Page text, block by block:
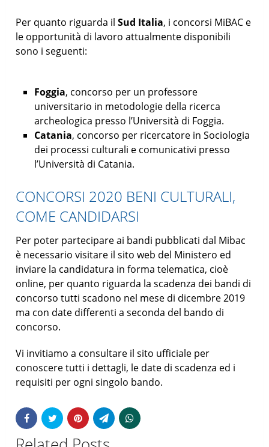
Per quanto riguarda ilSud Italia, i concorsi MiBAC e
le opportunità di lavoro attualmente disponibili
sono i seguenti:
Foggia, concorso per un professore
universitario in metodologie della ricerca
archeologica presso l’Università di Foggia.
Catania, concorso per ricercatore in Sociologia
dei processi culturali e comunicativi presso
l’Università di Catania.
CONCORSI 2020 BENI CULTURALI,
COME CANDIDARSI
Per poter partecipare ai bandi pubblicati dal Mibac
è necessario visitare il sito web del Ministero ed
inviare la candidatura in forma telematica, cioè
online, per quanto riguarda la scadenza dei bandi di
concorso tutti scadono nel mese di dicembre 2019
ma con date differenti a seconda del bando di
concorso.
Vi invitiamo a consultare il sito ufficiale per
conoscere tutti i dettagli, le date di scadenza ed i
requisiti per ogni singolo bando.